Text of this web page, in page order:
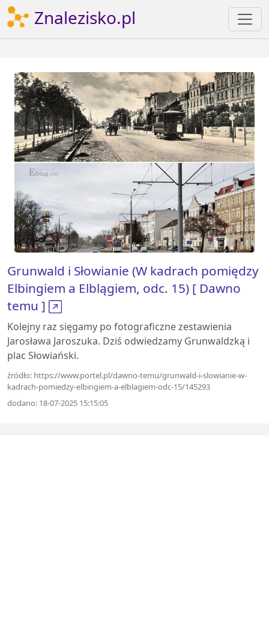
Znalezisko.pl
Grunwald i Słowianie (W kadrach pomiędzy
Elbingiem a Elblągiem, odc. 15) [ Dawno
temu ]
Kolejny raz sięgamy po fotograficzne zestawienia
Jarosława Jaroszuka. Dziś odwiedzamy Grunwaldzką i
plac Słowiański.
źródło: https://www.portel.pl/dawno-temu/grunwald-i-slowianie-w-
kadrach-pomiedzy-elbingiem-a-elblagiem-odc-15/145293
dodano: 18-07-2025 15:15:05